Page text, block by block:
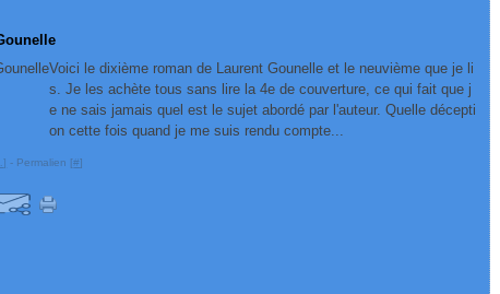
Voici le dixième roman de Laurent Gounelle et le neuvième que je li
s. Je les achète tous sans lire la 4e de couverture, ce qui fait que j
e ne sais jamais quel est le sujet abordé par l'auteur. Quelle décepti
on cette fois quand je me suis rendu compte...
] - Permalien [#]